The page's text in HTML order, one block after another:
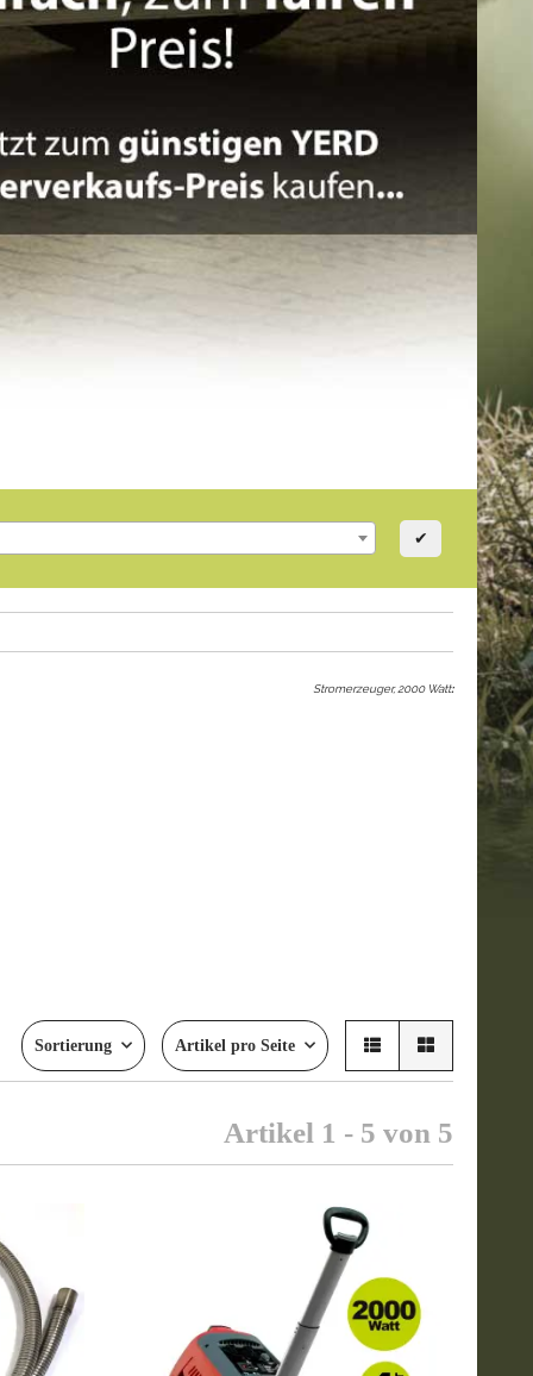
✔
Stromerzeuger, 2000 Watt:
Sortierung Artikel pro Seite
Artikel 1 - 5 von 5